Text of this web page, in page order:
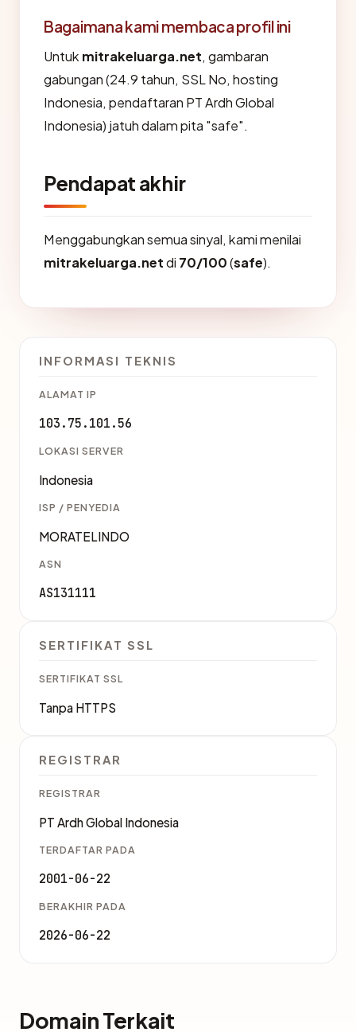
Bagaimana kami membaca profil ini
Untuk mitrakeluarga.net, gambaran
gabungan (24.9 tahun, SSL No, hosting
Indonesia, pendaftaran PT Ardh Global
Indonesia) jatuh dalam pita "safe".
Pendapat akhir
Menggabungkan semua sinyal, kami menilai
mitrakeluarga.netdi 70/100(safe).
INFORMASI TEKNIS
ALAMAT IP
103.75.101.56
LOKASI SERVER
Indonesia
ISP / PENYEDIA
MORATELINDO
ASN
AS131111
SERTIFIKAT SSL
SERTIFIKAT SSL
Tanpa HTTPS
REGISTRAR
REGISTRAR
PT Ardh Global Indonesia
TERDAFTAR PADA
2001-06-22
BERAKHIR PADA
2026-06-22
Domain Terkait